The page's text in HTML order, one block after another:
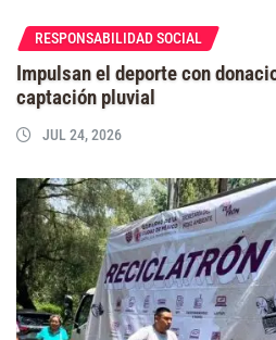
RESPONSABILIDAD SOCIAL
Impulsan el deporte con
captación pluvial
JUL 24, 2026